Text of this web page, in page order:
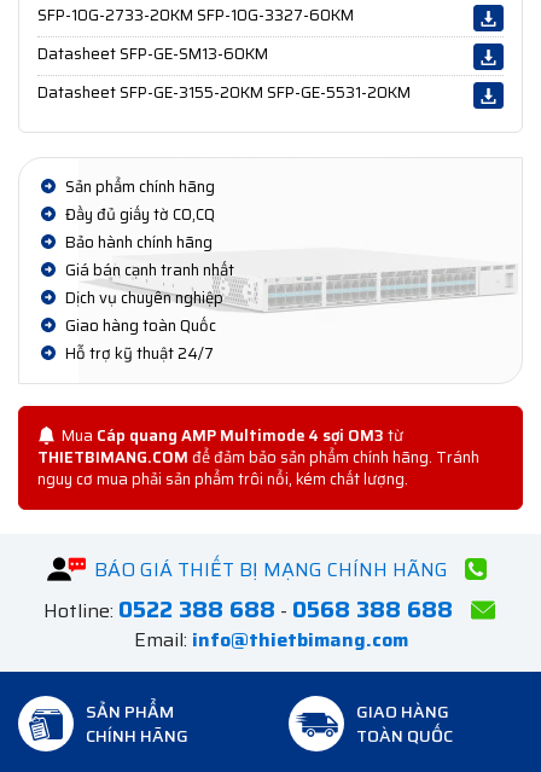
SFP-10G-2733-20KM SFP-10G-3327-60KM
Datasheet SFP-GE-SM13-60KM
Datasheet SFP-GE-3155-20KM SFP-GE-5531-20KM
Sản phẩm chính hãng
Đầy đủ giấy tờ CO,CQ
Bảo hành chính hãng
Giá bán cạnh tranh nhất
Dịch vụ chuyên nghiệp
Giao hàng toàn Quốc
Hỗ trợ kỹ thuật 24/7
Mua Cáp quang AMP Multimode 4 sợi OM3từ
THIETBIMANG.COMđể đảm bảo sản phẩm chính hãng. Tránh
nguy cơ mua phải sản phẩm trôi nổi, kém chất lượng.
BÁO GIÁ THIẾT BỊ MẠNG CHÍNH HÃNG
Hotline: 0522 388 688 - 0568 388 688
Email: info@thietbimang.com
SẢN PHẨM
CHÍNH HÃNG
GIAO HÀNG
TOÀN QUỐC